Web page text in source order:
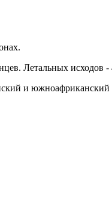
Летальных исходов -
и